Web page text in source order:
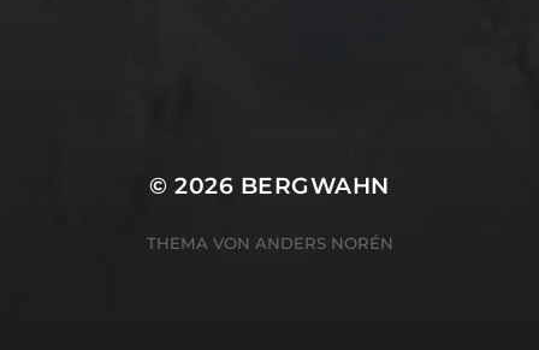
© 2026 BERGWAHN
THEMA VON ANDERS NORÉN